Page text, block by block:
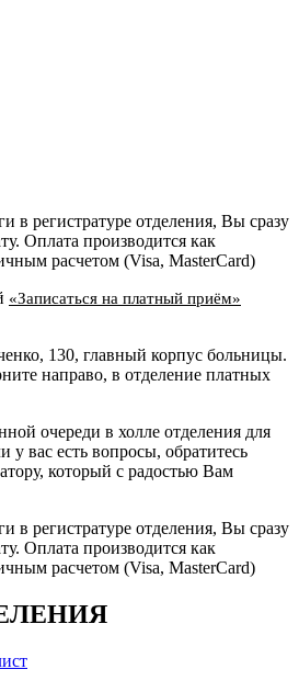
в регистратуре отделения, Вы сразу
Оплата производится как
расчетом (Visa, MasterCard)
«Записаться на платный приём»
130, главный корпус больницы.
направо, в отделение платных
очереди в холле отделения для
у вас есть вопросы, обратитесь
который с радостью Вам
в регистратуре отделения, Вы сразу
Оплата производится как
расчетом (Visa, MasterCard)